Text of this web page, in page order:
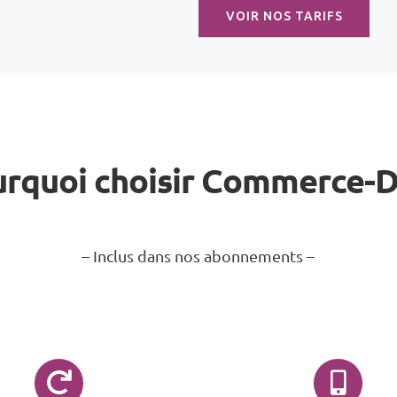
VOIR NOS TARIFS
choisir Commerce-
– Inclus dans nos abonnements –